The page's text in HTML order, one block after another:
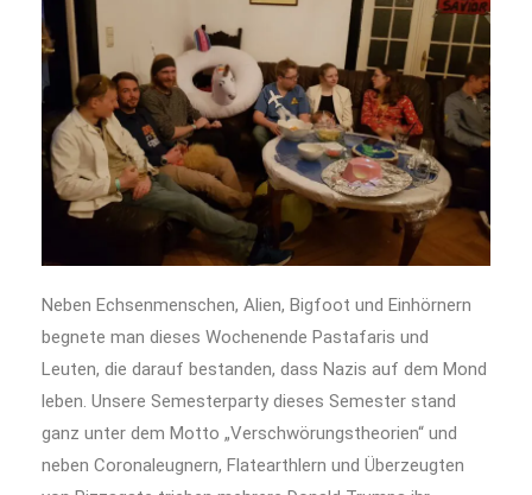
Neben Echsenmenschen, Alien, Bigfoot und Einhörnern
begnete man dieses Wochenende Pastafaris und
Leuten, die darauf bestanden, dass Nazis auf dem Mond
leben. Unsere Semesterparty dieses Semester stand
ganz unter dem Motto „Verschwörungstheorien“ und
neben Coronaleugnern, Flatearthlern und Überzeugten